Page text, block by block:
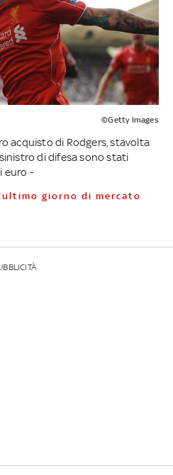
©Getty Images
acquisto di Rodgers, stavolta
di difesa sono stati
euro -
giorno di mercato